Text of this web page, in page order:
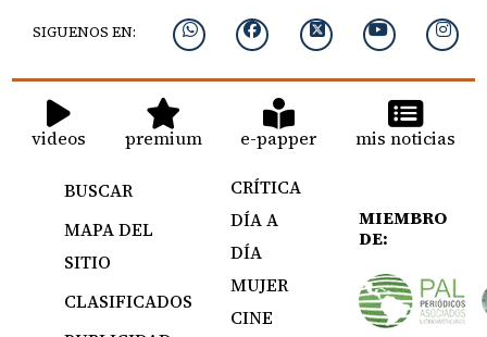
SIGUENOS EN:
videos premium e-papper mis noticias
BUSCAR
MAPA DEL
SITIO
CLASIFICADOS
CRÍTICA
DÍA A
DÍA
MUJER
CINE
MIEMBRO
DE: